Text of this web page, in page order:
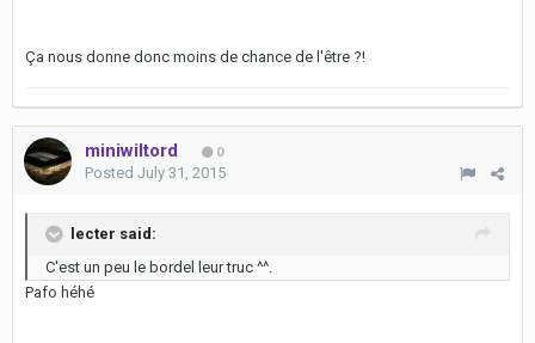
Ça nous donne donc moins de chance de l'être ?!
miniwiltord 0
Posted July 31, 2015
lecter said:
C'est un peu le bordel leur truc ^^.
Pafo héhé